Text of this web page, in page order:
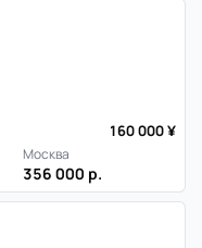
160 000 ¥
Москва
356 000 р.